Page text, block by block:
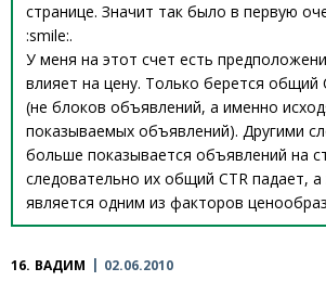
странице. Значит так было в первую
:smile:.
У меня на этот счет есть
влияет на цену. Только берется общий
(не блоков объявлений, а именно
показываемых объявлений). Другими
больше показывается объявлений на
следовательно их общий CTR падает, а
является одним из факторов
16. ВАДИМ 02.06.2010